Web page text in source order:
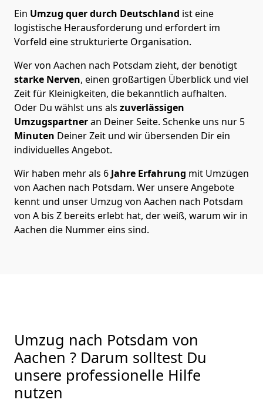
Ein Umzug quer durch Deutschland ist eine
logistische Herausforderung und erfordert im
Vorfeld eine strukturierte Organisation.
Wer von Aachen nach Potsdam zieht, der benötigt
starke Nerven, einen großartigen Überblick und viel
Zeit für Kleinigkeiten, die bekanntlich aufhalten.
Oder Du wählst uns als zuverlässigen
Umzugspartneran Deiner Seite. Schenke uns nur 5
Minuten Deiner Zeit und wir übersenden Dir ein
individuelles Angebot.
Wir haben mehr als 6 Jahre Erfahrung mit Umzügen
von Aachen nach Potsdam. Wer unsere Angebote
kennt und unser Umzug von Aachen nach Potsdam
von A bis Z bereits erlebt hat, der weiß, warum wir in
Aachen die Nummer eins sind.
Umzug nach Potsdam von
Aachen ? Darum solltest Du
unsere professionelle Hilfe
nutzen